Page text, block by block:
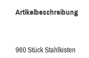
Artikelbeschreibung
960 Stück Stahlkisten